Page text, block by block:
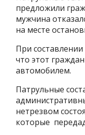
предложили
мужчина
на месте
При
что этот
автомобилем.
Патрульные
нетрезвом
которые